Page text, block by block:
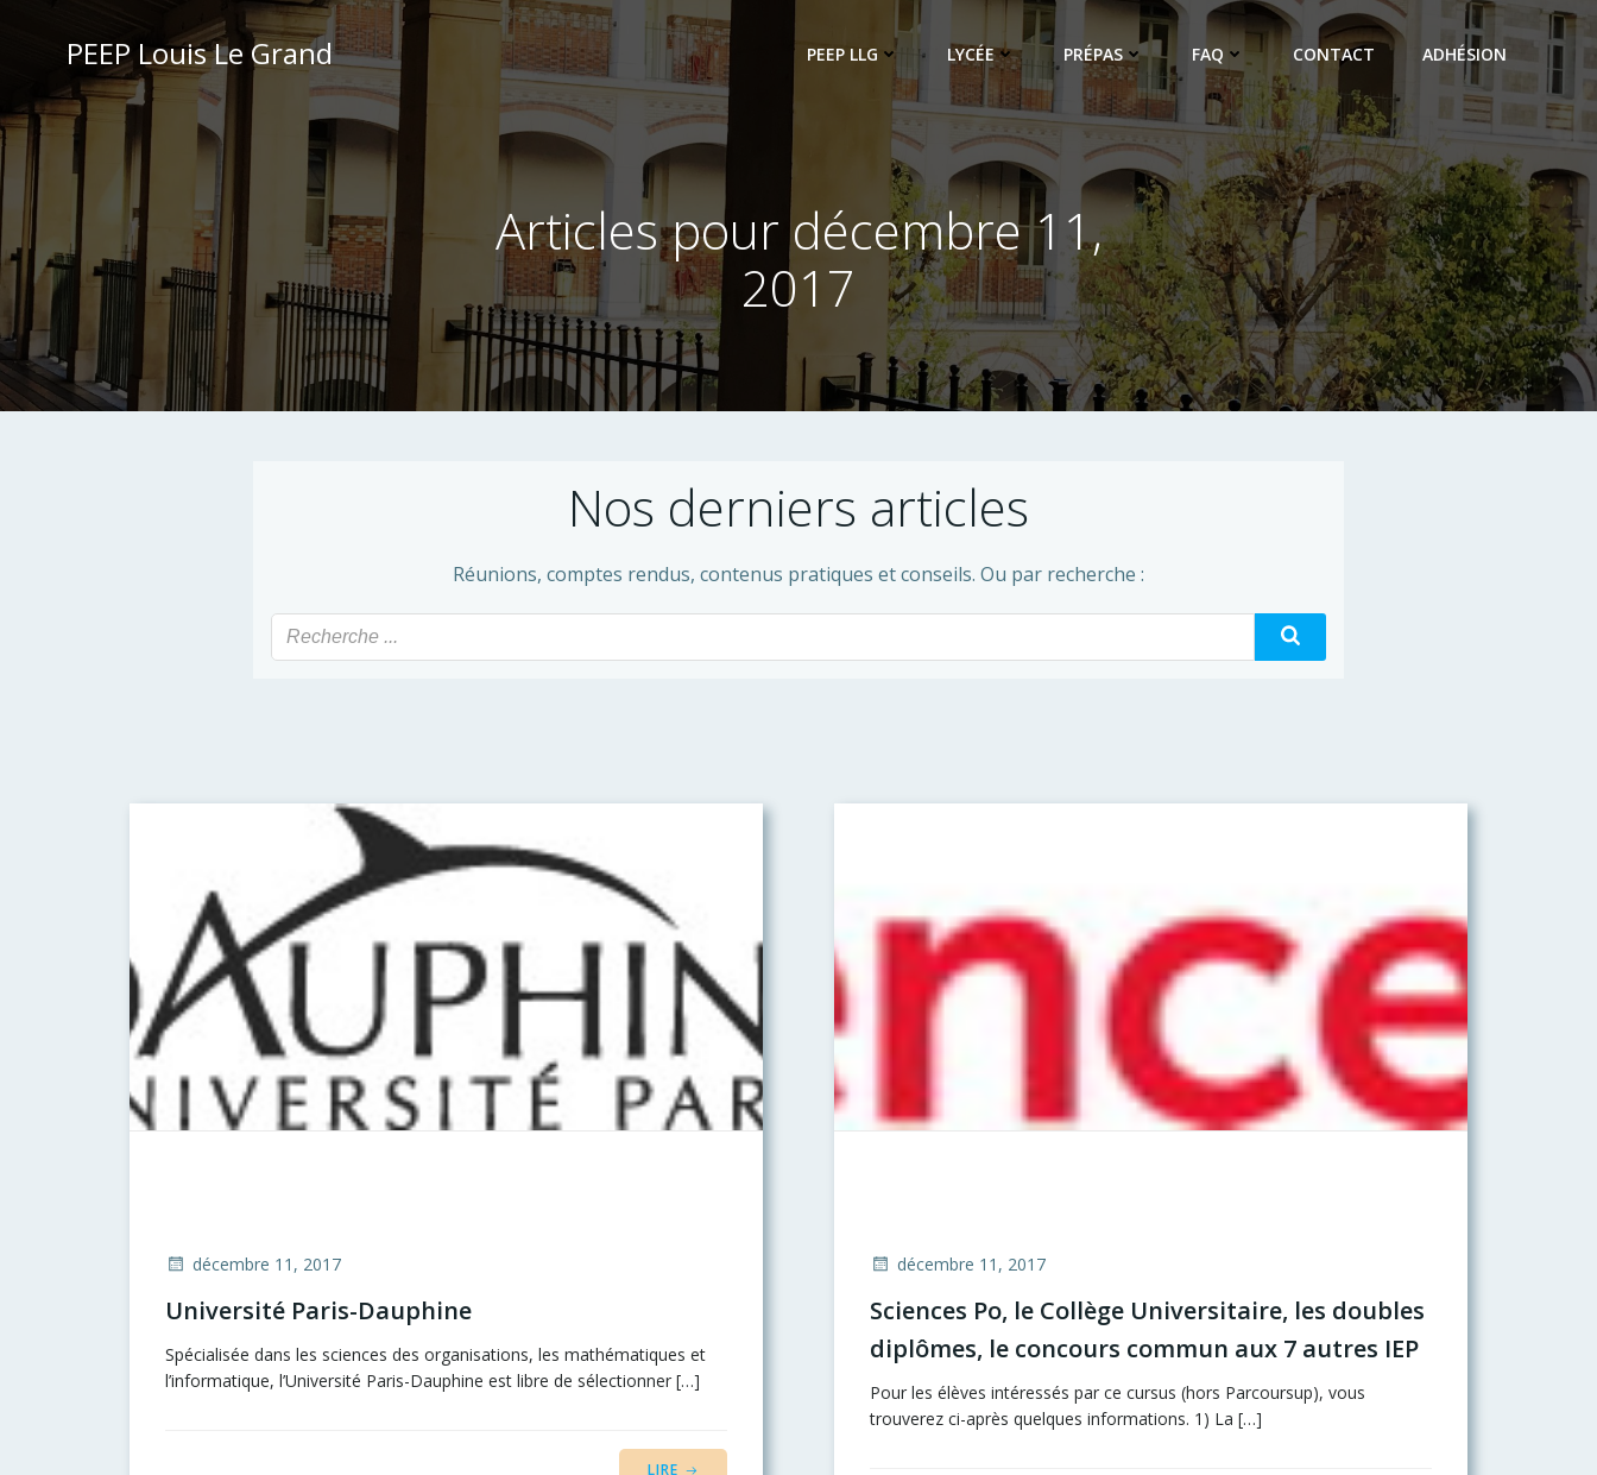
contenuPEEP Louis Le Grand PEEP LLG LYCÉE PRÉPAS FAQ CONTACT ADHÉSION
Articles pour décembre 11,
2017
Nos derniers articles
Réunions, comptes rendus, contenus pratiques et conseils. Ou par recherche :
décembre 11, 2017
Université Paris-Dauphine
Spécialisée dans les sciences des organisations, les mathématiques et
l’informatique, l’Université Paris-Dauphine est libre de sélectionner […]
LIRE
décembre 11, 2017
Sciences Po, le Collège Universitaire, les doubles
diplômes, le concours commun aux 7 autres IEP
Pour les élèves intéressés par ce cursus (hors Parcoursup), vous
trouverez ci-après quelques informations. 1) La […]